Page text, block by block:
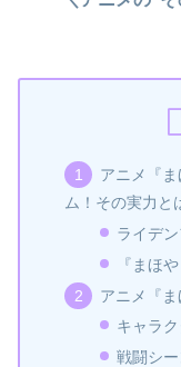
アニメ『
ム！その実力と
ライデ
『まほ
アニメ『
キャラ
戦闘シ